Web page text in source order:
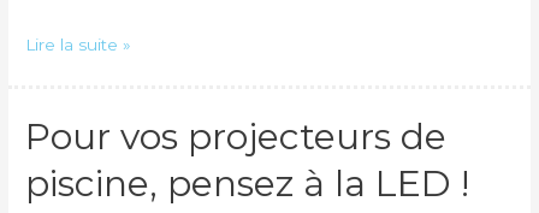
Que
d’une
hors
Lire la suite »
Pour vos projecteurs de
piscine, pensez à la LED !